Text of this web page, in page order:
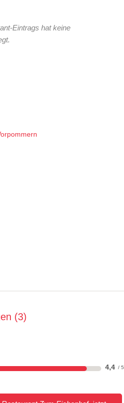
Eintrags hat keine
3
4,4